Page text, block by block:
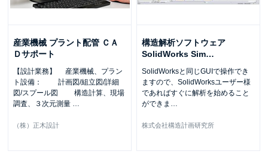
産業機械 プラント配管 ＣＡ
Ｄサポート
【設計業務】 産業機械、プラン
ト設備： 計画図/組立図/詳細
図/スプール図 構造計算、現場
調査、３次元測量 …
（株）正木設計
構造解析ソフトウェア
SolidWorks Sim…
SolidWorksと同じGUIで操作でき
ますので、SolidWorksユーザー様
であればすぐに解析を始めること
ができま …
株式会社構造計画研究所